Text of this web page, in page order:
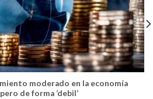
moderado en la economía
de forma ‘debil’